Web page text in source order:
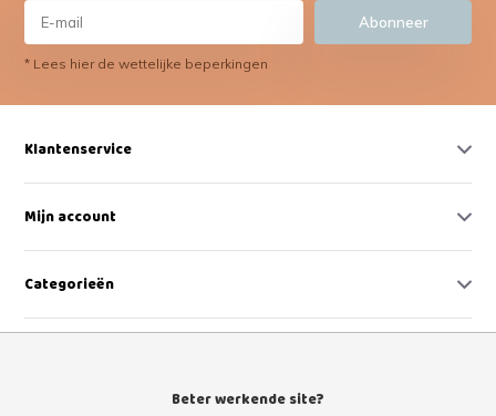
Abonneer
* Lees hier de wettelijke beperkingen
Klantenservice
Mijn account
Categorieën
Beter werkende site?